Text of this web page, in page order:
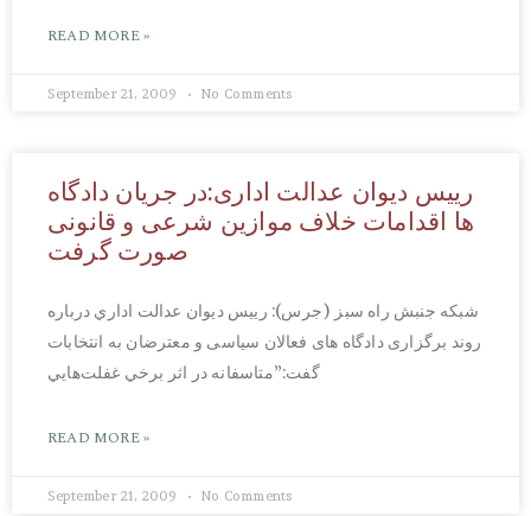
READ MORE »
September 21, 2009 No Comments
رییس دیوان عدالت اداری:در جریان دادگاه
ها اقدامات خلاف موازین شرعی و قانونی
صورت گرفت
شبکه جنبش راه سبز (جرس): رييس ديوان عدالت اداري درباره
روند برگزاری دادگاه های فعالان سیاسی و معترضان به انتخابات
گفت:”متاسفانه در اثر برخي غفلت‌هايي
READ MORE »
September 21, 2009 No Comments